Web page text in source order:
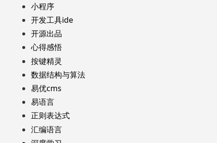
小程序
开发工具ide
开源出品
心得感悟
按键精灵
数据结构与算法
易优cms
易语言
正则表达式
汇编语言